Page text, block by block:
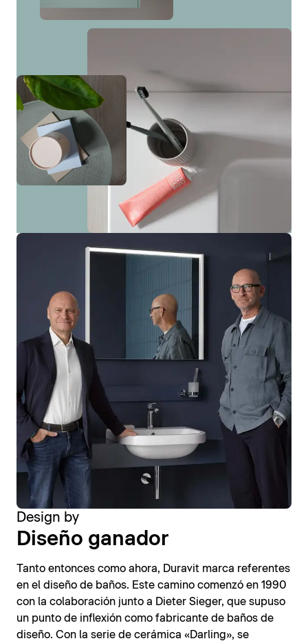
Design by
Diseño ganador
Tanto entonces como ahora, Duravit marca referentes
en el diseño de baños. Este camino comenzó en 1990
con la colaboración junto a Dieter Sieger, que supuso
un punto de inflexión como fabricante de baños de
diseño. Con la serie de cerámica «Darling», se